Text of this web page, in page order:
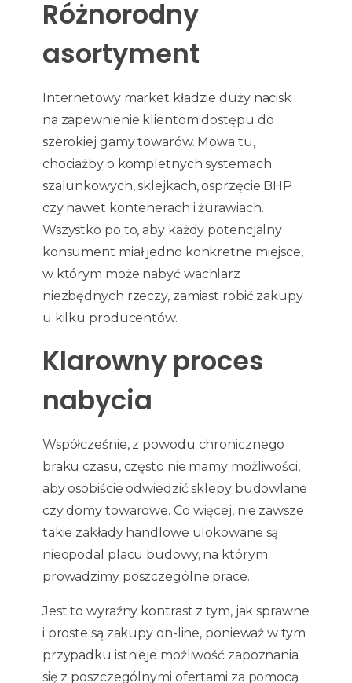
Różnorodny
asortyment
Internetowy market kładzie duży nacisk
na zapewnienie klientom dostępu do
szerokiej gamy towarów. Mowa tu,
chociażby o kompletnych systemach
szalunkowych, sklejkach, osprzęcie BHP
czy nawet kontenerach i żurawiach.
Wszystko po to, aby każdy potencjalny
konsument miał jedno konkretne miejsce,
w którym może nabyć wachlarz
niezbędnych rzeczy, zamiast robić zakupy
u kilku producentów.
Klarowny proces
nabycia
Współcześnie, z powodu chronicznego
braku czasu, często nie mamy możliwości,
aby osobiście odwiedzić sklepy budowlane
czy domy towarowe. Co więcej, nie zawsze
takie zakłady handlowe ulokowane są
nieopodal placu budowy, na którym
prowadzimy poszczególne prace.
Jest to wyraźny kontrast z tym, jak sprawne
i proste są zakupy on-line, ponieważ w tym
przypadku istnieje możliwość zapoznania
się z poszczególnymi ofertami za pomocą